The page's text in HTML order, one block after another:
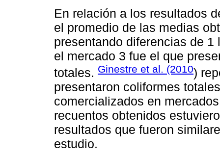
En relación a los resultados
el promedio de las medias
presentando diferencias de
el mercado 3 fue el que
totales. Ginestre et al. (2010)
presentaron coliformes
comercializados en
recuentos obtenidos
resultados que fueron
estudio.